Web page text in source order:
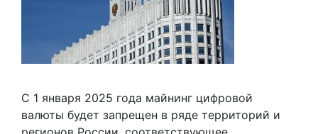
С 1 января 2025 года майнинг цифровой
валюты будет запрещен в ряде территорий и